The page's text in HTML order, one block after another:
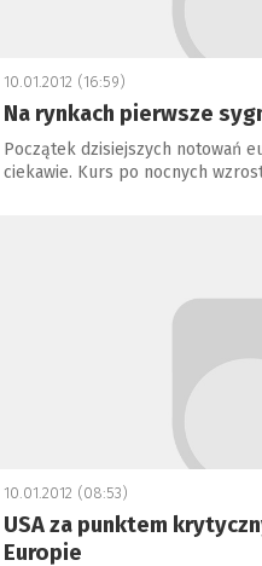
10.01.2012 (16:59)
Na rynkach pierwsze
Początek dzisiejszych notowań
ciekawie. Kurs po nocnych
10.01.2012 (08:53)
USA za punktem
Europie